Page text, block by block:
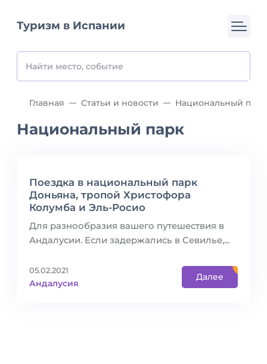
Туризм в Испании
Национальный парк
Главная Статьи и новости Национальный парк
Поездка в национальный парк
Доньяна, тропой Христофора
Колумба и Эль-Росио
Для разнообразия вашего путешествия в
Андалусии. Если задержались в Севилье,...
05.02.2021
Андалусия
Далее